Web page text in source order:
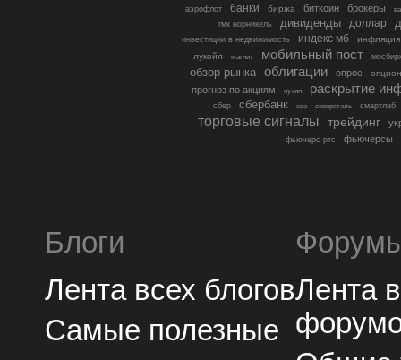
аэрофлот банки биржа биткоин брокеры
гмк норникель
дивиденды доллар
инвестиции в недвижимость индекс мб
инфляция
лукойл
магнит мобильный пост
обзор рынка облигации опрос
прогноз по акциям путин раскрытие
сбер сбербанк сво северсталь смартлаб
торговые сигналы трейдинг
фьючерс ртс фьючерсы
Блоги
Лента всех блогов
Самые полезные
Лента